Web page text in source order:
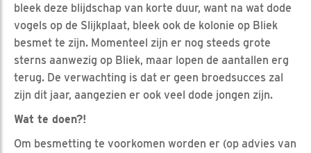
bleek deze blijdschap van korte duur, want na wat dode
vogels op de Slijkplaat, bleek ook de kolonie op Bliek
besmet te zijn. Momenteel zijn er nog steeds grote
sterns aanwezig op Bliek, maar lopen de aantallen erg
terug. De verwachting is dat er geen broedsucces zal
zijn dit jaar, aangezien er ook veel dode jongen zijn.
Wat te doen?!
Om besmetting te voorkomen worden er (op advies van